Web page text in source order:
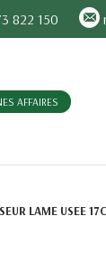
822 150
AFFAIRES
LAME USEE